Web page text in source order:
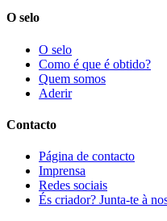
O selo
O selo
Como é que é obtido?
Quem somos
Aderir
Contacto
Página de contacto
Imprensa
Redes sociais
És criador? Junta-te à